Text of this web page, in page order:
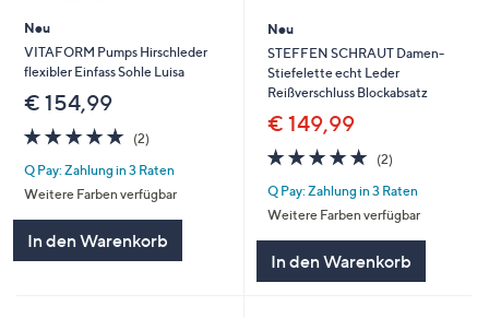
Neu
VITAFORM Pumps Hirschleder
flexibler Einfass Sohle Luisa
€ 154,99
5.0
von
5
(2)2
Q Pay: Zahlung in 3 Raten
Weitere Farben verfügbar
In den Warenkorb
Neu
STEFFEN SCHRAUT Damen-
Stiefelette echt Leder
Reißverschluss Blockabsatz
€ 149,99
5.0
von
5
(2)2
Q Pay: Zahlung in 3 Raten
Weitere Farben verfügbar
In den Warenkorb